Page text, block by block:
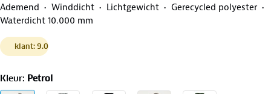
Ademend Winddicht Lichtgewicht
Gerecycled polyester
Waterdicht 10.000 mm
klant: 9.0
Kleur: Petrol